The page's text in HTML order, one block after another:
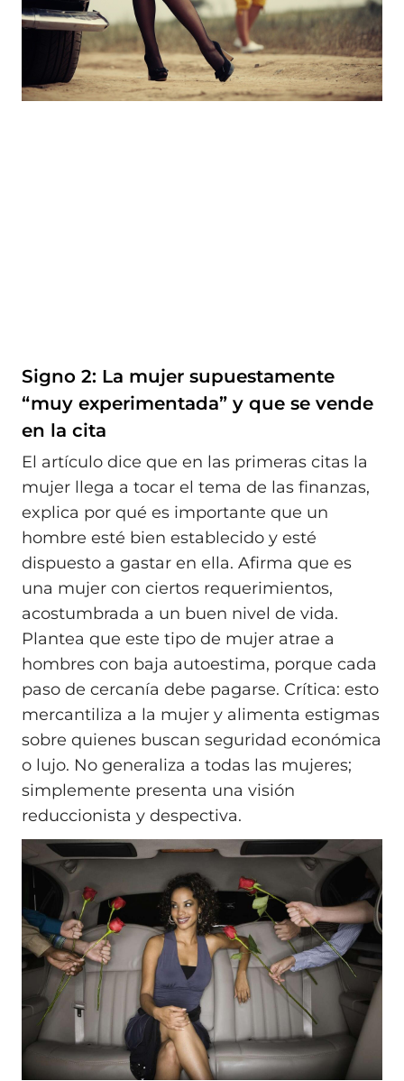
Signo 2: La mujer supuestamente
“muy experimentada” y que se vende
en la cita
El artículo dice que en las primeras citas la
mujer llega a tocar el tema de las finanzas,
explica por qué es importante que un
hombre esté bien establecido y esté
dispuesto a gastar en ella. Afirma que es
una mujer con ciertos requerimientos,
acostumbrada a un buen nivel de vida.
Plantea que este tipo de mujer atrae a
hombres con baja autoestima, porque cada
paso de cercanía debe pagarse. Crítica: esto
mercantiliza a la mujer y alimenta estigmas
sobre quienes buscan seguridad económica
o lujo. No generaliza a todas las mujeres;
simplemente presenta una visión
reduccionista y despectiva.